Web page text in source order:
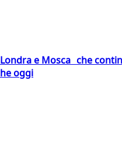
e Mosca che
oggi